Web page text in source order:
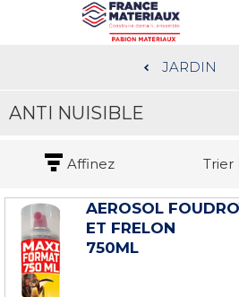
au
contenu
JARDIN
ANTI NUISIBLE
Affinez Trier
AEROSOL
ET FRELON
750ML